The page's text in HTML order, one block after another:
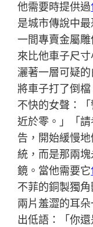
他需要時提供過
是城市傳說中
一間專賣金屬
來比他車子尺
灑著一層可疑
將車子打了倒
不快的女聲：
近於零。」「
告，開始緩慢
統，而是那兩
鏡。當他需要它
不菲的銅製獨
兩片羞澀的耳
出低語：「你還